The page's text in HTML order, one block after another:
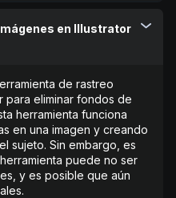
en Illustrator
de rastreo
para eliminar fondos de
herramienta funciona
en una imagen y creando
sujeto. Sin embargo, es
puede no ser
y es posible que aún